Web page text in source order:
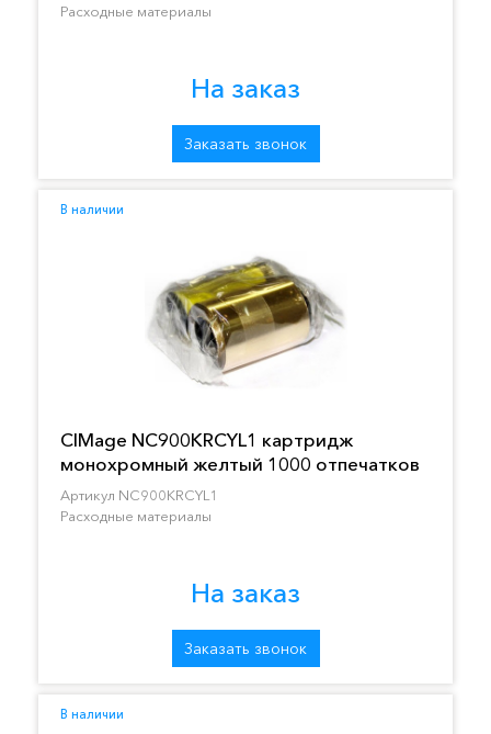
Расходные материалы
На заказ
Заказать звонок
В наличии
CIMage NC900KRCYL1 картридж
монохромный желтый 1000 отпечатков
Артикул NC900KRCYL1
Расходные материалы
На заказ
Заказать звонок
В наличии